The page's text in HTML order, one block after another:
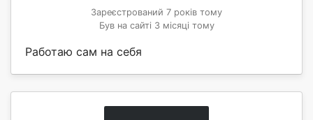
Зареєстрований 7 років тому
Був на сайті 3 місяці тому
Работаю сам на себя